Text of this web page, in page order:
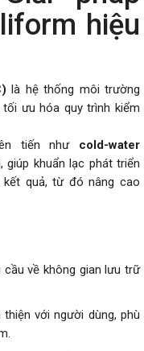
hiệu
là hệ thống môi trường
ưu hóa quy trình kiểm
tiến như cold-water
, giúp khuẩn lạc phát triển
quả, từ đó nâng cao
cầu về không gian lưu trữ
với người dùng, phù